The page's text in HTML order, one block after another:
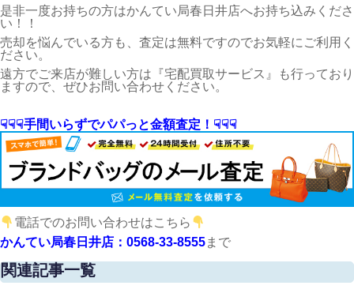
是非一度お持ちの方はかんてい局春日井店へお持ち込みくださ
い！！
売却を悩んでいる方も、査定は無料ですのでお気軽にご利用く
ださい。
遠方でご来店が難しい方は『宅配買取サービス』も行っており
ますので、ぜひお問い合わせください。
☟☟☟手間いらずでパパっと金額査定！☟☟☟
電話でのお問い合わせはこちら
かんてい局春日井店：0568-33-8555まで
関連記事一覧